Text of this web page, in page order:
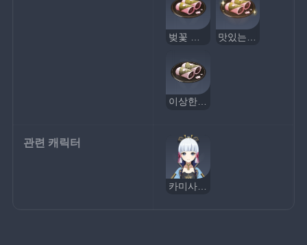
이상한 벚꽃 모찌
관련 캐릭터
카미사토 아야카